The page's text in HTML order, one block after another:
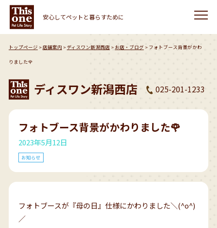
安心してペットと暮らすために
トップページ 店舗案内 ディスワン新潟西店 お店・ブログ フォトブース背景がかわ
りました🌹
ディスワン新潟西店 025-201-1233
フォトブース背景がかわりました🌹
2023年5月12日
お知らせ
フォトブースが『母の日』仕様にかわりました＼(^o^)
／